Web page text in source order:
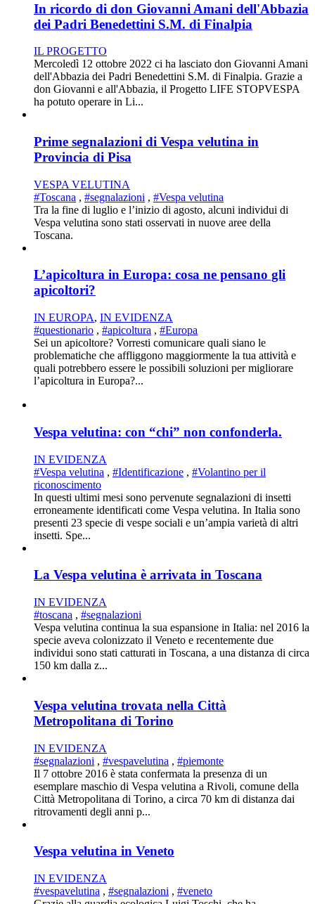
In ricordo di don Giovanni Amani dell'Abbazia
dei Padri Benedettini S.M. di Finalpia
IL PROGETTO
Mercoledì 12 ottobre 2022 ci ha lasciato don Giovanni Amani
dell'Abbazia dei Padri Benedettini S.M. di Finalpia. Grazie a
don Giovanni e all'Abbazia, il Progetto LIFE STOPVESPA
ha potuto operare in Li...
Prime segnalazioni di Vespa velutina in
Provincia di Pisa
VESPA VELUTINA
#Toscana , #segnalazioni , #Vespa velutina
Tra la fine di luglio e l’inizio di agosto, alcuni individui di
Vespa velutina sono stati osservati in nuove aree della
Toscana.
L’apicoltura in Europa: cosa ne pensano gli
apicoltori?
IN EUROPA, IN EVIDENZA
#questionario , #apicoltura , #Europa
Sei un apicoltore? Vorresti comunicare quali siano le
problematiche che affliggono maggiormente la tua attività e
quali potrebbero essere le possibili soluzioni per migliorare
l’apicoltura in Europa?...
Vespa velutina: con “chi” non confonderla.
IN EVIDENZA
#Vespa velutina , #Identificazione , #Volantino per il
riconoscimento
In questi ultimi mesi sono pervenute segnalazioni di insetti
erroneamente identificati come Vespa velutina. In Italia sono
presenti 23 specie di vespe sociali e un’ampia varietà di altri
insetti. Spe...
La Vespa velutina è arrivata in Toscana
IN EVIDENZA
#toscana , #segnalazioni
Vespa velutina continua la sua espansione in Italia: nel 2016 la
specie aveva colonizzato il Veneto e recentemente due
individui sono stati catturati in Toscana, a una distanza di circa
150 km dalla z...
Vespa velutina trovata nella Città
Metropolitana di Torino
IN EVIDENZA
#segnalazioni , #vespavelutina , #piemonte
Il 7 ottobre 2016 è stata confermata la presenza di un
esemplare maschio di Vespa velutina a Rivoli, comune della
Città Metropolitana di Torino, a circa 70 km di distanza dai
ritrovamenti degli anni p...
Vespa velutina in Veneto
IN EVIDENZA
#vespavelutina , #segnalazioni , #veneto